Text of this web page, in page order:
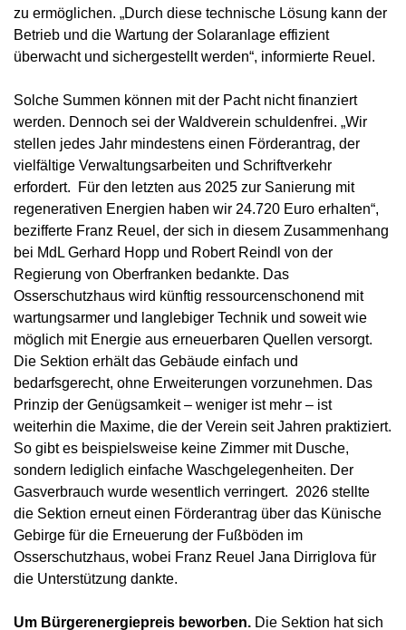
zu ermöglichen. „Durch diese technische Lösung kann der
Betrieb und die Wartung der Solaranlage effizient
überwacht und sichergestellt werden“, informierte Reuel.
Solche Summen können mit der Pacht nicht finanziert
werden. Dennoch sei der Waldverein schuldenfrei. „Wir
stellen jedes Jahr mindestens einen Förderantrag, der
vielfältige Verwaltungsarbeiten und Schriftverkehr
erfordert. Für den letzten aus 2025 zur Sanierung mit
regenerativen Energien haben wir 24.720 Euro erhalten“,
bezifferte Franz Reuel, der sich in diesem Zusammenhang
bei MdL Gerhard Hopp und Robert Reindl von der
Regierung von Oberfranken bedankte. Das
Osserschutzhaus wird künftig ressourcenschonend mit
wartungsarmer und langlebiger Technik und soweit wie
möglich mit Energie aus erneuerbaren Quellen versorgt.
Die Sektion erhält das Gebäude einfach und
bedarfsgerecht, ohne Erweiterungen vorzunehmen. Das
Prinzip der Genügsamkeit – weniger ist mehr – ist
weiterhin die Maxime, die der Verein seit Jahren praktiziert.
So gibt es beispielsweise keine Zimmer mit Dusche,
sondern lediglich einfache Waschgelegenheiten. Der
Gasverbrauch wurde wesentlich verringert. 2026 stellte
die Sektion erneut einen Förderantrag über das Künische
Gebirge für die Erneuerung der Fußböden im
Osserschutzhaus, wobei Franz Reuel Jana Dirriglova für
die Unterstützung dankte.
Um Bürgerenergiepreis beworben. Die Sektion hat sich